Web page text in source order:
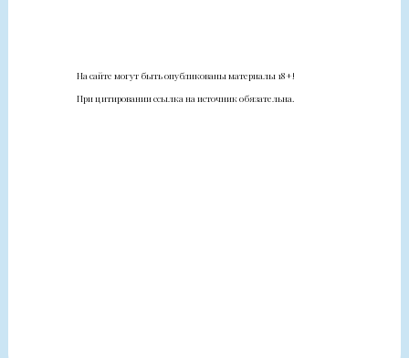
На сайте могут быть опубликованы материалы 18+!
При цитировании ссылка на источник обязательна.